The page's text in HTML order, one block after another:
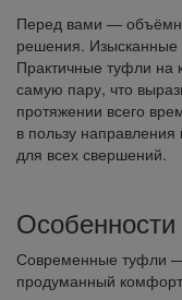
Перед вами —
решения.
Практичные туфли на
самую пару, что
протяжении всего
в пользу
для всех свершений.
Современные туфли
продуманный